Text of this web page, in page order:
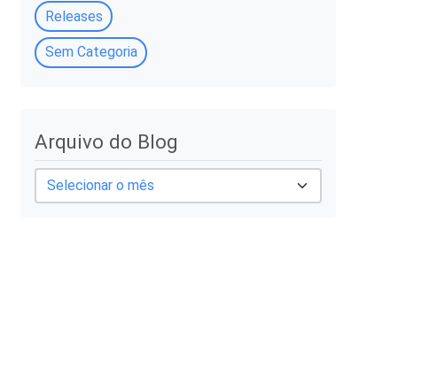
Releases
Sem Categoria
Arquivo do Blog
A
r
q